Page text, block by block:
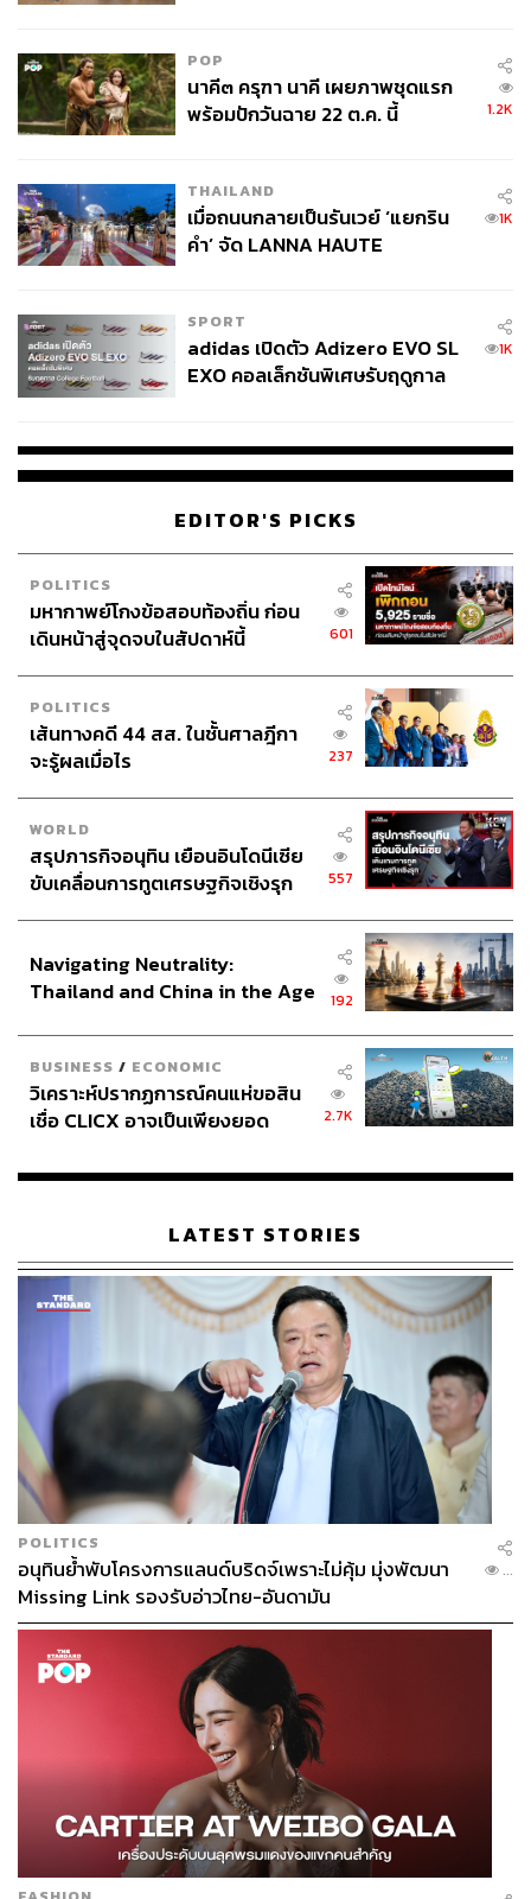
POP
นาคี๓ ครุฑา นาคี เผยภาพชุดแรก
พร้อมปักวันฉาย 22 ต.ค. นี้
1.2K
THAILAND
เมื่อถนนกลายเป็นรันเวย์ ‘แยกริน
คำ’ จัด LANNA HAUTE
1K
SPORT
adidas เปิดตัว Adizero EVO SL
EXO คอลเล็กชันพิเศษรับฤดูกาล
1K
EDITOR'S PICKS
POLITICS
มหากาพย์โกงข้อสอบท้องถิ่น ก่อน
เดินหน้าสู่จุดจบในสัปดาห์นี้
601
POLITICS
เส้นทางคดี 44 สส. ในชั้นศาลฎีกา
จะรู้ผลเมื่อไร
237
WORLD
สรุปภารกิจอนุทิน เยือนอินโดนีเซีย
ขับเคลื่อนการทูตเศรษฐกิจเชิงรุก
557
Navigating Neutrality:
Thailand and China in the Age
192
BUSINESS / ECONOMIC
วิเคราะห์ปรากฏการณ์คนแห่ขอสิน
เชื่อ CLICX อาจเป็นเพียงยอด
เรือนไทยที่ถูกซุกไว้
2.7K
LATEST STORIES
POLITICS
อนุทินย้ำพับโครงการแลนด์บริดจ์เพราะไม่คุ้ม มุ่งพัฒนา
Missing Link รองรับอ่าวไทย-อันดามัน
...